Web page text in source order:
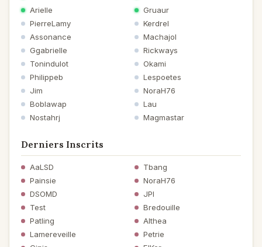
Arielle
Gruaur
PierreLamy
Kerdrel
Assonance
Machajol
Ggabrielle
Rickways
Tonindulot
Okami
Philippeb
Lespoetes
Jim
NoraH76
Boblawap
Lau
Nostahrj
Magmastar
Derniers Inscrits
AaLSD
Tbang
Painsie
NoraH76
DSOMD
JPI
Test
Bredouille
Patling
Althea
Lamereveille
Petrie